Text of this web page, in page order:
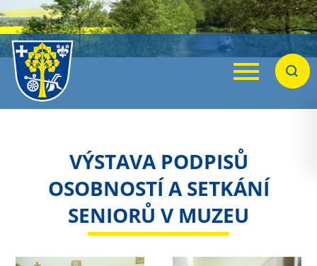
Menu
VÝSTAVA PODPISŮ
OSOBNOSTÍ A SETKÁNÍ
SENIORŮ V MUZEU